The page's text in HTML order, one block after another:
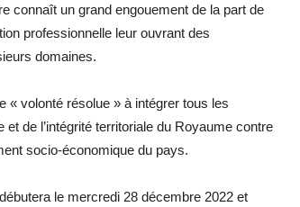
connaît un grand engouement de la part de
professionnelle leur ouvrant des
domaines.
« volonté résolue » à intégrer tous les
de l’intégrité territoriale du Royaume contre
socio-économique du pays.
le mercredi 28 décembre 2022 et